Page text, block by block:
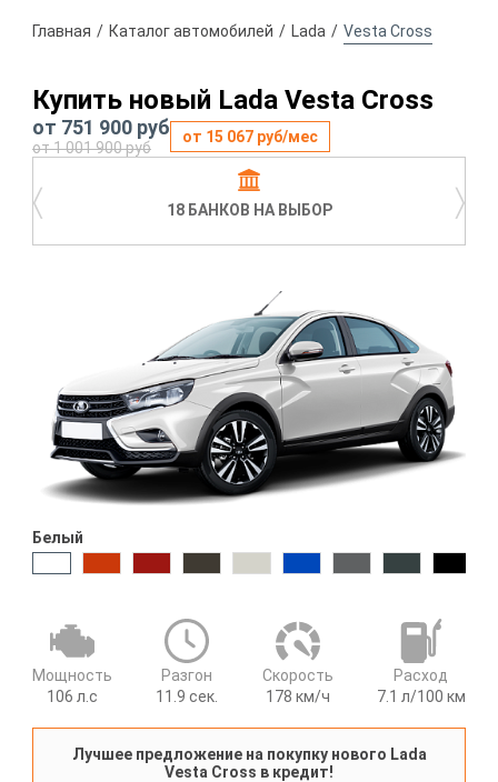
Главная Каталог автомобилей Lada Vesta Cross
Купить новый Lada Vesta Cross
от 751 900 руб
от 1 001 900 руб
от 15 067 руб/мес
18 БАНКОВ НА ВЫБОР
〈 〉
Лучшее предложение на покупку нового Lada
Vesta Cross в кредит!
Белый
Мощность
106 л.с
Разгон
11.9 сек.
Cкорость
178 км/ч
Расход
7.1 л/100 км